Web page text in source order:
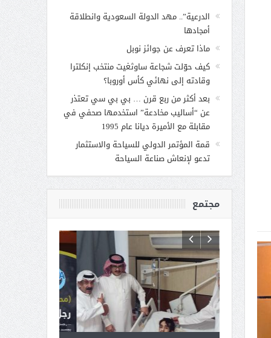
الدرعية”.. مهد الدولة السعودية وانطلاقة
أمجادها
ماذا تعرف عن جوائز نوبل
كيف حوّلت شجاعة ساوثغيت منتخب إنكلترا
وقادته إلى نهائي كأس أوروبا؟
بعد أكثر من ربع قرن … بي بي سي تعتذر
عن “أساليب مخادعة” استخدمها صحفي في
مقابلة مع الأميرة ديانا عام 1995
قمة المؤتمر الدولي للسياحة والاستثمار
تدعو لإنعاش صناعة السياحة
مجتمع